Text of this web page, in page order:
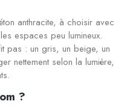
anthracite, à choisir avec
espaces peu lumineux.
pas : un gris, un beige, un
nettement selon la lumière,
?